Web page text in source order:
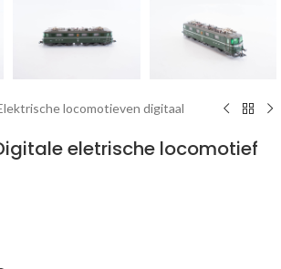
locomotieven digitaal
eletrische locomotief